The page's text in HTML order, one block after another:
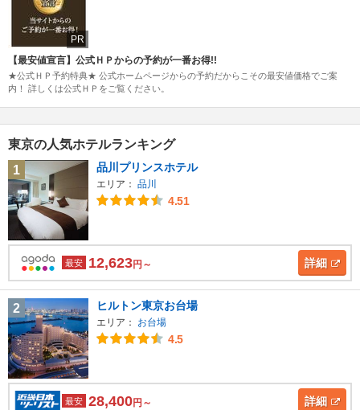
PR
【最安値宣言】公式ＨＰからの予約が一番お得!!
★公式ＨＰ予約特典★ 公式ホームページからの予約だからこその最安値価格でご案
内！ 詳しくは公式ＨＰをご覧ください。
東京の人気ホテルランキング
1
品川プリンスホテル
エリア： 品川
4.51
最安 12,623円～ 詳細
2 ヒルトン東京お台場
エリア： お台場
4.5
最安 28,400円～ 詳細